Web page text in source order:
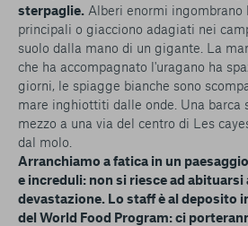
sterpaglie. Alberi enormi
principali o giacciono adagiati nei
suolo dalla mano di un gigante. La
che ha accompagnato l'uragano ha
giorni, le spiagge bianche sono
mare inghiottiti dalle onde. Una barca
mezzo a una via del centro di Les
dal molo.
Arranchiamo a fatica in un
e increduli: non si riesce ad abituarsi
devastazione. Lo staff è al deposito
del World Food Program: ci